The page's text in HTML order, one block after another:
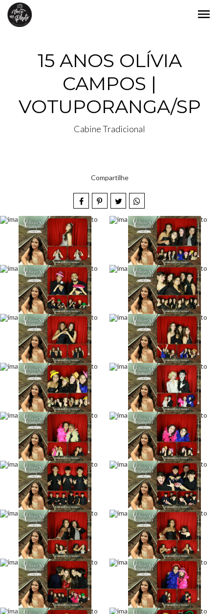
menu
15 ANOS OLÍVIA
CAMPOS |
VOTUPORANGA/SP
Cabine Tradicional
Compartilhe